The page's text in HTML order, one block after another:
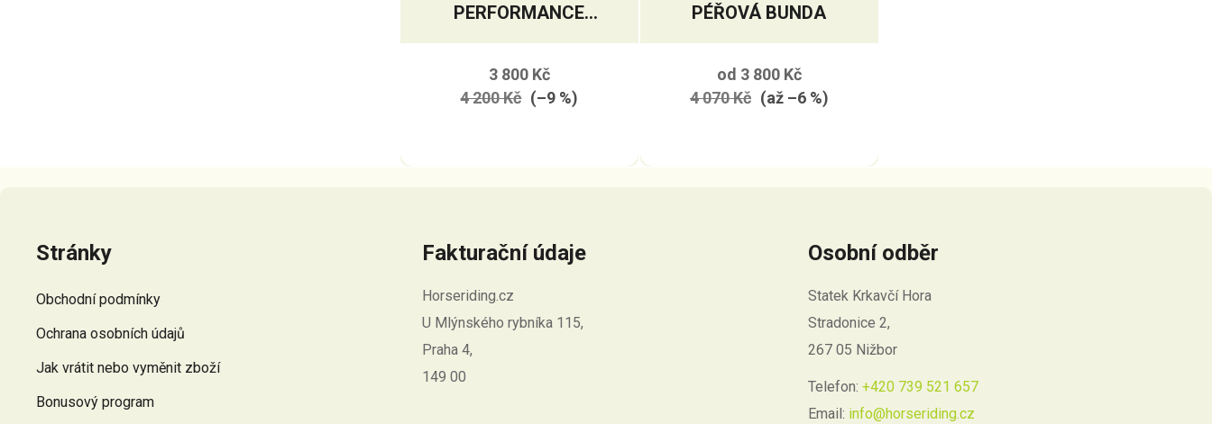
PERFORMANCE
3 800 Kč
4 200 Kč (–9 %)
PÉŘOVÁ BUNDA
od 3 800 Kč
4 070 Kč (až –6 %)
Stránky
Obchodní podmínky
Ochrana osobních údajů
Jak vrátit nebo vyměnit zboží
Bonusový program
Fakturační údaje
Horseriding.cz
U Mlýnského rybníka 115,
Praha 4,
149 00
Osobní odběr
Statek Krkavčí Hora
Stradonice 2,
267 05 Nižbor
Telefon: +420 739 521 657
Email: info@horseriding.cz